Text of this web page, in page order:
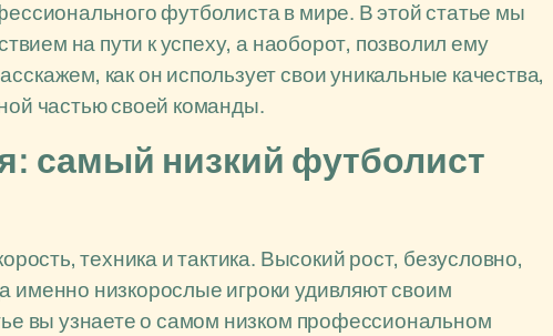
футболиста в мире. В этой статье мы
на пути к успеху, а наоборот, позволил ему
как он использует свои уникальные качества,
частью своей команды.
самый низкий футболист
техника и тактика. Высокий рост, безусловно,
низкорослые игроки удивляют своим
вы узнаете о самом низком профессиональном